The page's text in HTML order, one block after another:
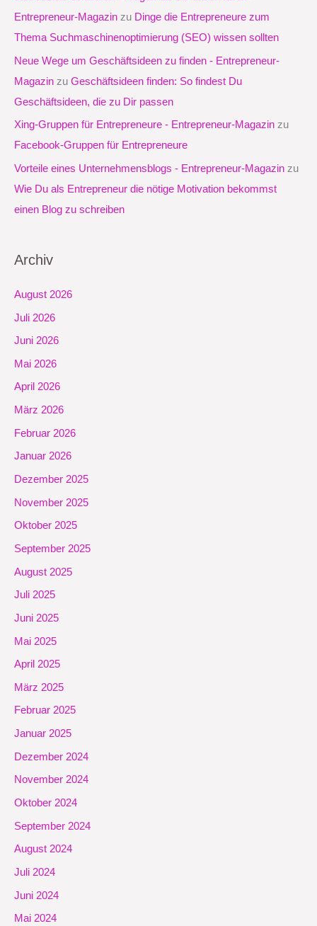
n
n
Entrepreneur-Magazin zu Dinge die Entrepreneure zum
Thema Suchmaschinenoptimierung (SEO) wissen sollten
Neue Wege um Geschäftsideen zu finden - Entrepreneur-
Magazin zu Geschäftsideen finden: So findest Du
Geschäftsideen, die zu Dir passen
Xing-Gruppen für Entrepreneure - Entrepreneur-Magazin zu
Facebook-Gruppen für Entrepreneure
Vorteile eines Unternehmensblogs - Entrepreneur-Magazin zu
Wie Du als Entrepreneur die nötige Motivation bekommst
einen Blog zu schreiben
Archiv
August 2026
Juli 2026
Juni 2026
Mai 2026
April 2026
März 2026
Februar 2026
Januar 2026
Dezember 2025
November 2025
Oktober 2025
September 2025
August 2025
Juli 2025
Juni 2025
Mai 2025
April 2025
März 2025
Februar 2025
Januar 2025
Dezember 2024
November 2024
Oktober 2024
September 2024
August 2024
Juli 2024
Juni 2024
Mai 2024